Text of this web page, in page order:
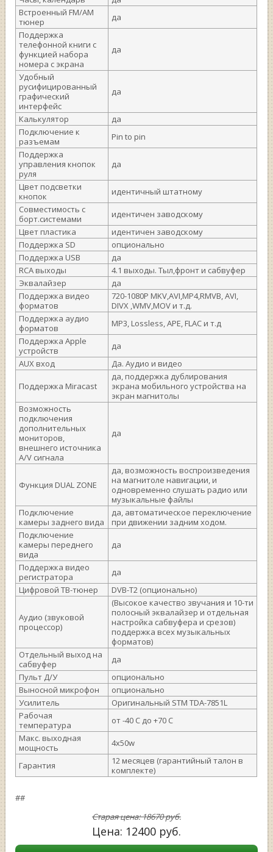
Встроенный FM/AM
тюнер
да
Поддержка
телефонной книги с
функцией набора
номера с экрана
да
Удобный
русифицированный
графический
интерфейс
да
Калькулятор
да
Подключение к
разъемам
Pin to pin
Поддержка
управления кнопок
руля
да
Цвет подсветки
кнопок
идентичный штатному
Совместимость с
борт.системами
идентичен заводскому
Цвет пластика
идентичен заводскому
Поддержка SD
опционально
Поддержка USB
да
RCA выходы
4.1 выходы. Тыл,фронт и сабвуфер
Эквалайзер
да
Поддержка видео
форматов
720-1080P MKV,AVI,MP4,RMVB, AVI,
DIVX ,WMV,MOV и т.д.
Поддержка аудио
форматов
MP3, Lossless, APE, FLAC и т.д
Поддержка Apple
устройств
да
AUX вход
Да. Аудио и видео
Поддержка Miracast
да, поддержка дублирования
экрана мобильного устройства на
экран магнитолы
Возможность
подключения
дополнительных
мониторов,
внешнего источника
A/V сигнала
да
Функция DUAL ZONE
да, возможность воспроизведения
на магнитоле навигации, и
одновременно слушать радио или
музыкальные файлы
Подключение
камеры заднего вида
да, автоматическое переключение
при движении задним ходом.
Подключение
камеры переднего
вида
да
Поддержка видео
регистратора
да
Цифровой ТВ-тюнер
DVB-T2 (опционально)
Аудио (звуковой
процессор)
(Высокое качество звучания и 10-ти
полосный эквалайзер и отдельная
настройка сабвуфера и срезов)
поддержка всех музыкальных
форматов)
Отдельный выход на
сабвуфер
да
Пульт Д/У
опционально
Выносной микрофон
опционально
Усилитель
Оригинальный STM TDA-7851L
Рабочая
температура
от -40 С до +70 С
Макс. выходная
мощность
4х50w
Гарантия
12 месяцев (гарантийный талон в
комплекте)
##
Старая цена:18670руб.
Цена: 12400 руб.